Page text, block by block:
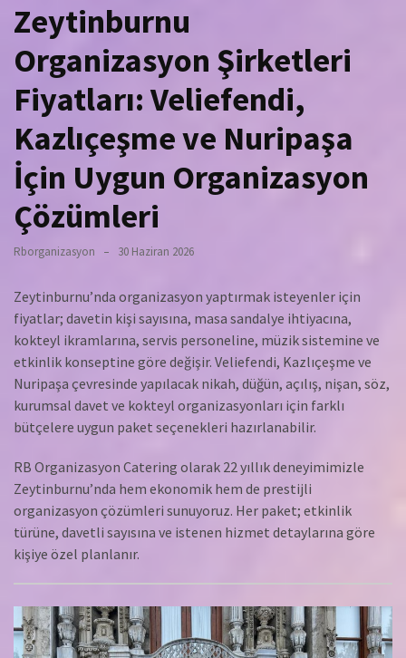
Zeytinburnu
Organizasyon Şirketleri
Fiyatları: Veliefendi,
Kazlıçeşme ve Nuripaşa
İçin Uygun Organizasyon
Çözümleri
Rborganizasyon 30 Haziran 2026
Zeytinburnu’nda organizasyon yaptırmak isteyenler için
fiyatlar; davetin kişi sayısına, masa sandalye ihtiyacına,
kokteyl ikramlarına, servis personeline, müzik sistemine ve
etkinlik konseptine göre değişir. Veliefendi, Kazlıçeşme ve
Nuripaşa çevresinde yapılacak nikah, düğün, açılış, nişan, söz,
kurumsal davet ve kokteyl organizasyonları için farklı
bütçelere uygun paket seçenekleri hazırlanabilir.
RB Organizasyon Catering olarak 22 yıllık deneyimimizle
Zeytinburnu’nda hem ekonomik hem de prestijli
organizasyon çözümleri sunuyoruz. Her paket; etkinlik
türüne, davetli sayısına ve istenen hizmet detaylarına göre
kişiye özel planlanır.